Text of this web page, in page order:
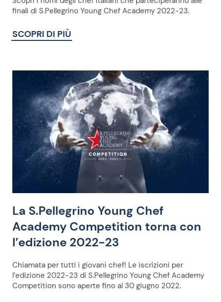
finali di S.Pellegrino Young Chef Academy 2022-23.
SCOPRI DI PIÙ
La S.Pellegrino Young Chef
Academy Competition torna con
l’edizione 2022-23
Chiamata per tutti i giovani chef! Le iscrizioni per
l’edizione 2022-23 di S.Pellegrino Young Chef Academy
Competition sono aperte fino al 30 giugno 2022.